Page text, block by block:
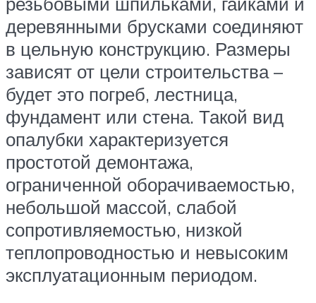
деревянными брусками соединяют
в цельную конструкцию. Размеры
зависят от цели строительства –
будет это погреб, лестница,
фундамент или стена. Такой вид
опалубки характеризуется
простотой демонтажа,
ограниченной оборачиваемостью,
небольшой массой, слабой
сопротивляемостью, низкой
теплопроводностью и невысоким
эксплуатационным периодом.